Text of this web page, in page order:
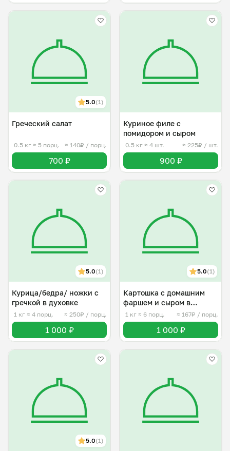
5.0(1)
Греческий салат
0.5 кг ≈ 5 порц. ≈ 140₽ / порц.
700 ₽
Куриное филе с
помидором и сыром
0.5 кг ≈ 4 шт. ≈ 225₽ / шт.
900 ₽
5.0(1)
Курица/бедра/ ножки с
гречкой в духовке
1 кг ≈ 4 порц. ≈ 250₽ / порц.
1 000 ₽
5.0(1)
Картошка с домашним
фаршем и сыром в
духовке
1 кг ≈ 6 порц. ≈ 167₽ / порц.
1 000 ₽
5.0(1)